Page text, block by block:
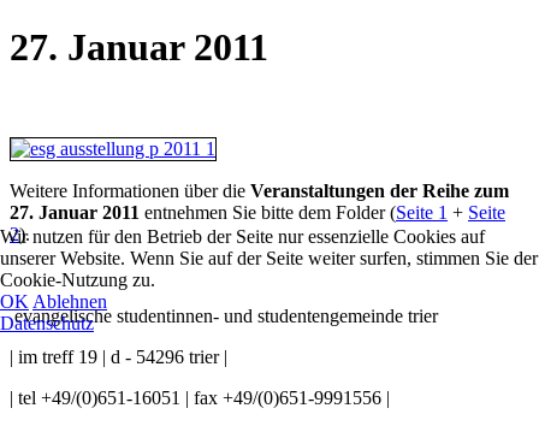
27. Januar 2011
Weitere Informationen über die Veranstaltungen der Reihe zum
27. Januar 2011 entnehmen Sie bitte dem Folder (Seite 1 + Seite
2).
evangelische studentinnen- und studentengemeinde trier
| im treff 19 | d - 54296 trier |
| tel +49/(0)651-16051 | fax +49/(0)651-9991556 |
Wir nutzen für den Betrieb der Seite nur essenzielle Cookies auf
unserer Website. Wenn Sie auf der Seite weiter surfen, stimmen Sie der
Cookie-Nutzung zu.
OK Ablehnen
Datenschutz